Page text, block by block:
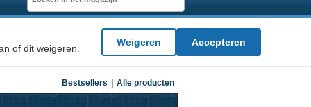
of dit weigeren.
Weigeren Accepteren
Bestsellers Alle producten